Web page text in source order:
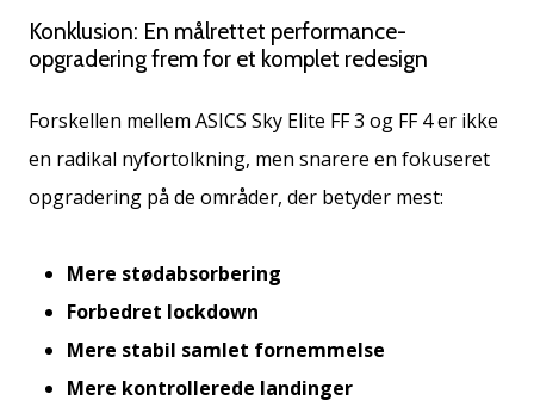
Konklusion: En målrettet performance-
opgradering frem for et komplet redesign
Forskellen mellem ASICS Sky Elite FF 3 og FF 4 er ikke
en radikal nyfortolkning, men snarere en fokuseret
opgradering på de områder, der betyder mest:
Mere stødabsorbering
Forbedret lockdown
Mere stabil samlet fornemmelse
Mere kontrollerede landinger